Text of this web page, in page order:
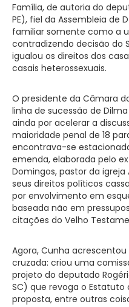
Família, de autoria do
PE), fiel da Assembleia de
familiar somente como a
contradizendo decisão do
igualou os direitos dos
casais heterossexuais.
O presidente da Câmara
linha de sucessão de
ainda por acelerar a
maioridade penal de 18
encontrava-se
emenda, elaborada pelo
Domingos, pastor da
seus direitos políticos
por envolvimento em
baseada não em
citações do Velho
Agora, Cunha
cruzada: criou uma
projeto do deputado
SC) que revoga o
proposta, entre outras